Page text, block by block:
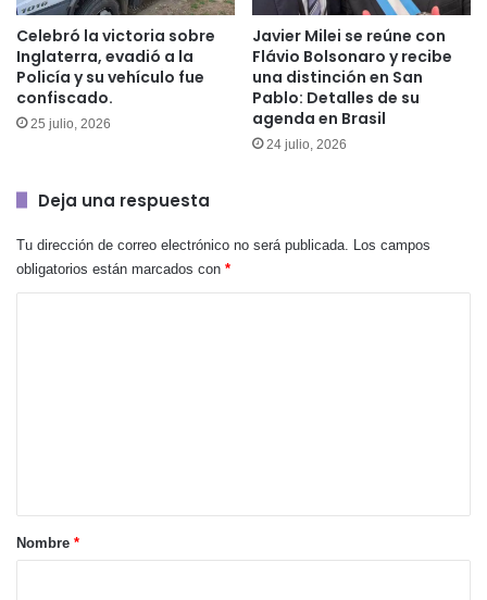
Celebró la victoria sobre
Inglaterra, evadió a la
Policía y su vehículo fue
confiscado.
25 julio, 2026
Javier Milei se reúne con
Flávio Bolsonaro y recibe
una distinción en San
Pablo: Detalles de su
agenda en Brasil
24 julio, 2026
Deja una respuesta
Tu dirección de correo electrónico no será publicada.
Los campos
obligatorios están marcados con *
rNombre *